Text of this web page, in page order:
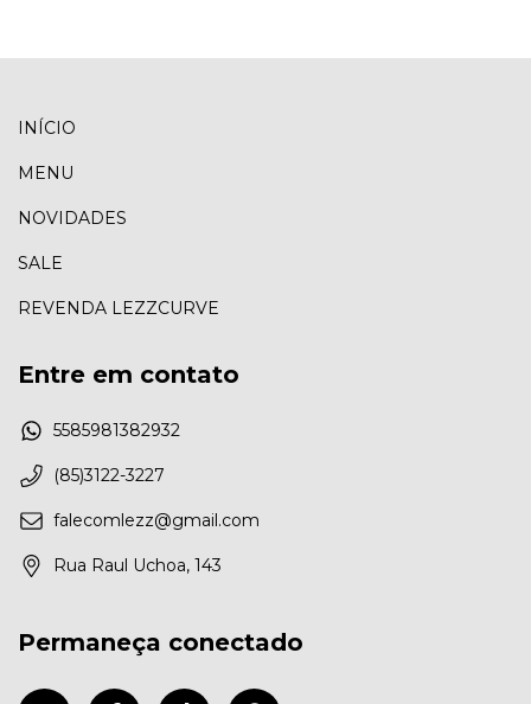
INÍCIO
MENU
NOVIDADES
SALE
REVENDA LEZZCURVE
Entre em contato
5585981382932
(85)3122-3227
falecomlezz@gmail.com
Rua Raul Uchoa, 143
Permaneça conectado